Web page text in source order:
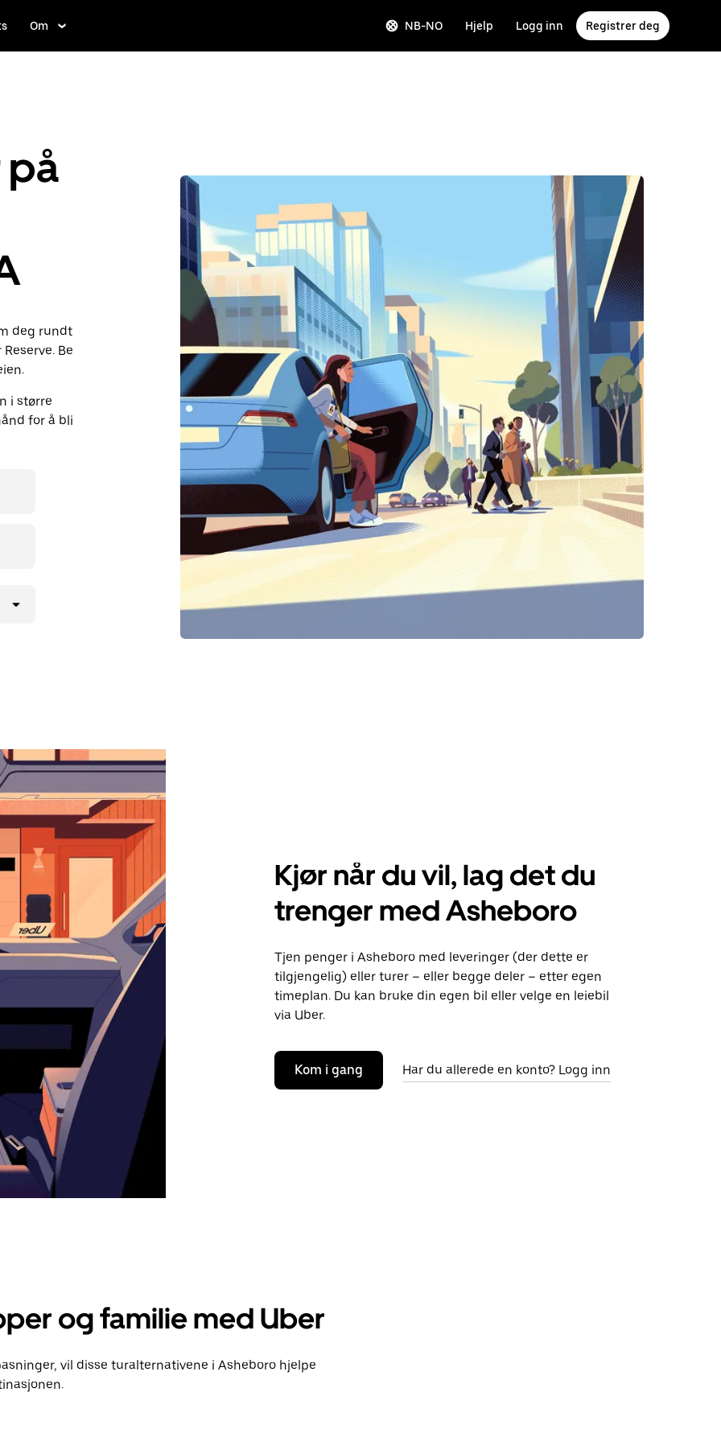
Om NB-NO Hjelp Logg inn Registrer deg
på
deg rundt
Be
i større
for å bli
Kjør når du vil, lag det du
trenger med Asheboro
Tjen penger i Asheboro med leveringer (der dette er
tilgjengelig) eller turer – eller begge deler – etter egen
timeplan. Du kan bruke din egen bil eller velge en leiebil
via Uber.
Kom i gang Har du allerede en konto? Logg inn
og familie med Uber
vil disse turalternativene i Asheboro hjelpe